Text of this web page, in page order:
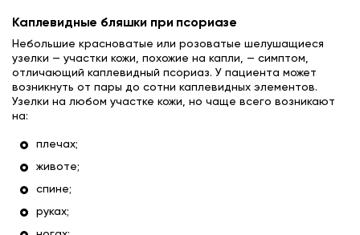
Каплевидные бляшки при псориазе
Небольшие красноватые или розоватые шелушащиеся
узелки — участки кожи, похожие на капли, — симптом,
отличающий каплевидный псориаз. У пациента может
возникнуть от пары до сотни каплевидных элементов.
Узелки на любом участке кожи, но чаще всего возникают
на:
плечах;
животе;
спине;
руках;